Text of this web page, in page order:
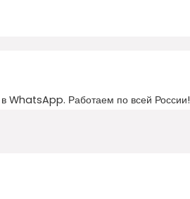
WhatsApp. Работаем по всей России!